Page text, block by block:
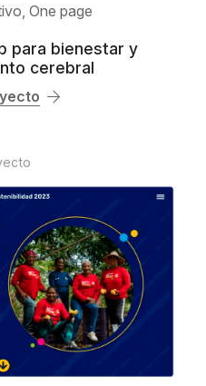
One page
para bienestar y
cerebral